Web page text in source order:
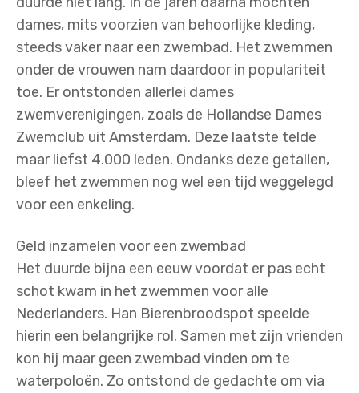
dames, mits voorzien van behoorlijke kleding,
steeds vaker naar een zwembad. Het zwemmen
onder de vrouwen nam daardoor in populariteit
toe. Er ontstonden allerlei dames
zwemverenigingen, zoals de Hollandse Dames
Zwemclub uit Amsterdam. Deze laatste telde
maar liefst 4.000 leden. Ondanks deze getallen,
bleef het zwemmen nog wel een tijd weggelegd
voor een enkeling.
Geld inzamelen voor een zwembad
Het duurde bijna een eeuw voordat er pas echt
schot kwam in het zwemmen voor alle
Nederlanders. Han Bierenbroodspot speelde
hierin een belangrijke rol. Samen met zijn vrienden
kon hij maar geen zwembad vinden om te
waterpoloën. Zo ontstond de gedachte om via